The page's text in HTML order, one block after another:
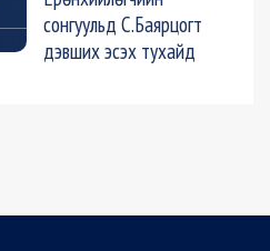
сонгуульд С.Баярцогт
дэвших эсэх тухайд